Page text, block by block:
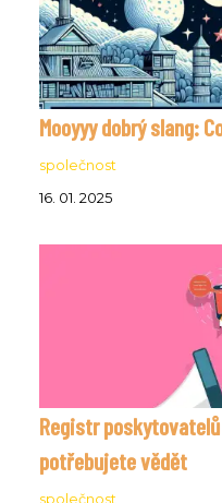
Mooyyy dobrý slang:
společnost
16. 01. 2025
Registr
potřebujete vědět
společnost